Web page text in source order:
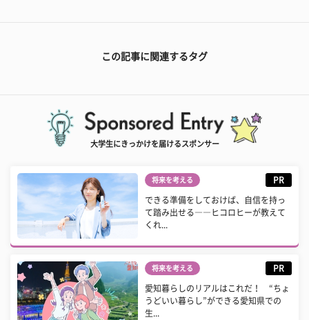
この記事に関連するタグ
大学生にきっかけを届けるスポンサー
将来を考える PR
できる準備をしておけば、自信を持っ
て踏み出せる――ヒコロヒーが教えて
くれ...
将来を考える PR
愛知暮らしのリアルはこれだ！ “ちょ
うどいい暮らし”ができる愛知県での
生...